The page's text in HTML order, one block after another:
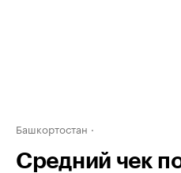
Башкортостан
Средний чек